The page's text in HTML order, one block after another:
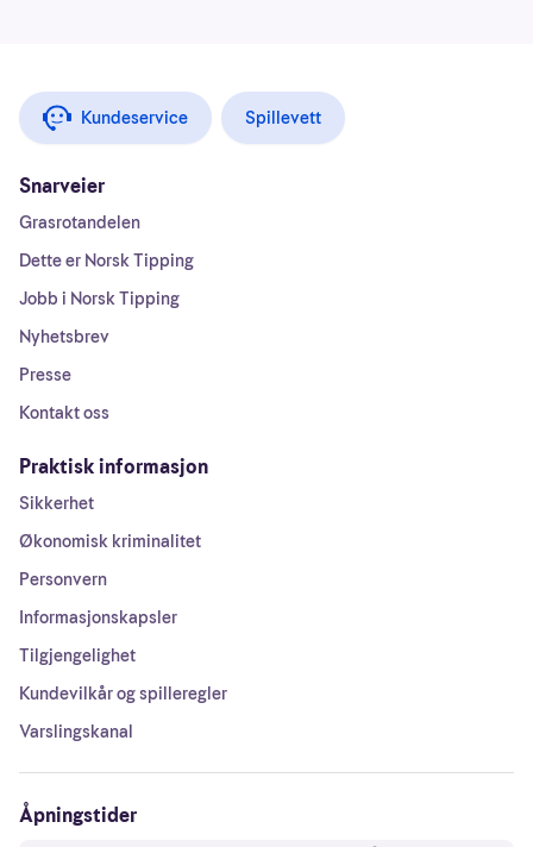
Kundeservice Spillevett
Snarveier
Grasrotandelen
Dette er Norsk Tipping
Jobb i Norsk Tipping
Nyhetsbrev
Presse
Kontakt oss
Praktisk informasjon
Sikkerhet
Økonomisk kriminalitet
Personvern
Informasjonskapsler
Tilgjengelighet
Kundevilkår og spilleregler
Varslingskanal
Åpningstider